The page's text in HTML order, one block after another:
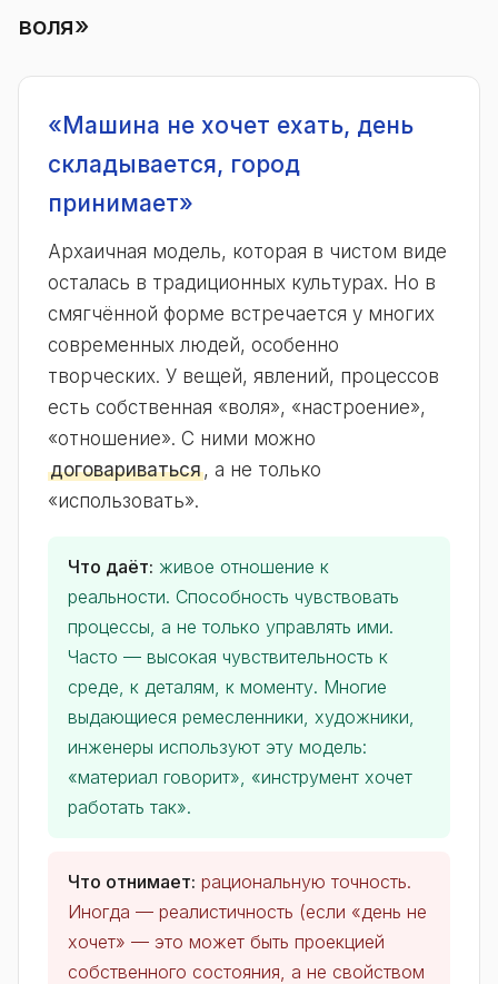
воля»
«Машина не хочет ехать, день
складывается, город
принимает»
Архаичная модель, которая в чистом виде
осталась в традиционных культурах. Но в
смягчённой форме встречается у многих
современных людей, особенно
творческих. У вещей, явлений, процессов
есть собственная «воля», «настроение»,
«отношение». С ними можно
договариваться, а не только
«использовать».
Что даёт: живое отношение к
реальности. Способность чувствовать
процессы, а не только управлять ими.
Часто — высокая чувствительность к
среде, к деталям, к моменту. Многие
выдающиеся ремесленники, художники,
инженеры используют эту модель:
«материал говорит», «инструмент хочет
работать так».
Что отнимает: рациональную точность.
Иногда — реалистичность (если «день не
хочет» — это может быть проекцией
собственного состояния, а не свойством